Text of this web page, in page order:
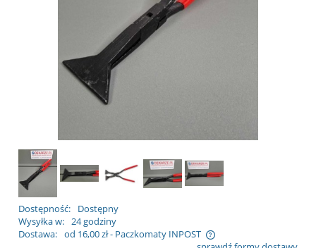
Dostępność:
Dostępny
Wysyłka w: 24 godziny
Dostawa: od 16,00 zł- Paczkomaty INPOST